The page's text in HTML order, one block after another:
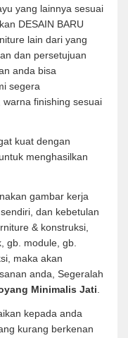
yang lainnya sesuai
DESAIN BARU
lain dari yang
dan persetujuan
anda bisa
segera
finishing sesuai
kuat dengan
menghasilkan
gambar kerja
dan kebetulan
& konstruksi,
gb. module, gb.
maka akan
anda, Segeralah
Minimalis Jati
kepada anda
kurang berkenan